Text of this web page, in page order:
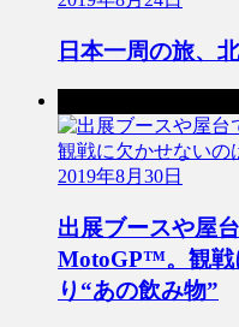
日本一周の旅、
2019年8月30日
出展ブースや屋
MotoGP™。観戦
り“あの飲み物”